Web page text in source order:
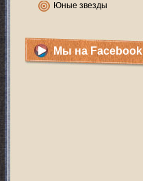
Юные звезды
Мы на Facebook